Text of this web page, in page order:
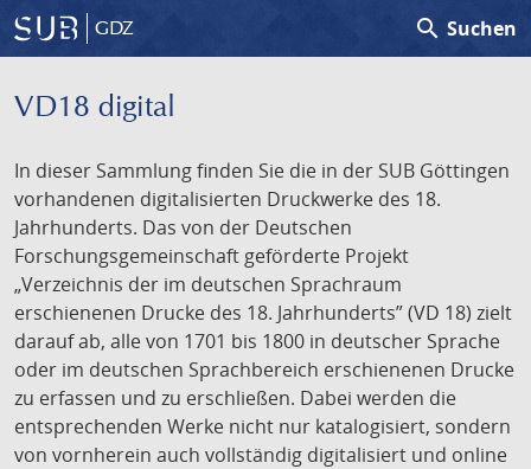
GDZ search Suchen
VD18 digital
In dieser Sammlung finden Sie die in der SUB Göttingen
vorhandenen digitalisierten Druckwerke des 18.
Jahrhunderts. Das von der Deutschen
Forschungsgemeinschaft geförderte Projekt
„Verzeichnis der im deutschen Sprachraum
erschienenen Drucke des 18. Jahrhunderts” (VD 18) zielt
darauf ab, alle von 1701 bis 1800 in deutscher Sprache
oder im deutschen Sprachbereich erschienenen Drucke
zu erfassen und zu erschließen. Dabei werden die
entsprechenden Werke nicht nur katalogisiert, sondern
von vornherein auch vollständig digitalisiert und online